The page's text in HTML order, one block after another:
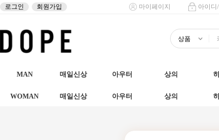
로그인 회원가입 마이페이지 아이디
MAN 매일신상 아우터 상의
WOMAN 매일신상 아우터 상의